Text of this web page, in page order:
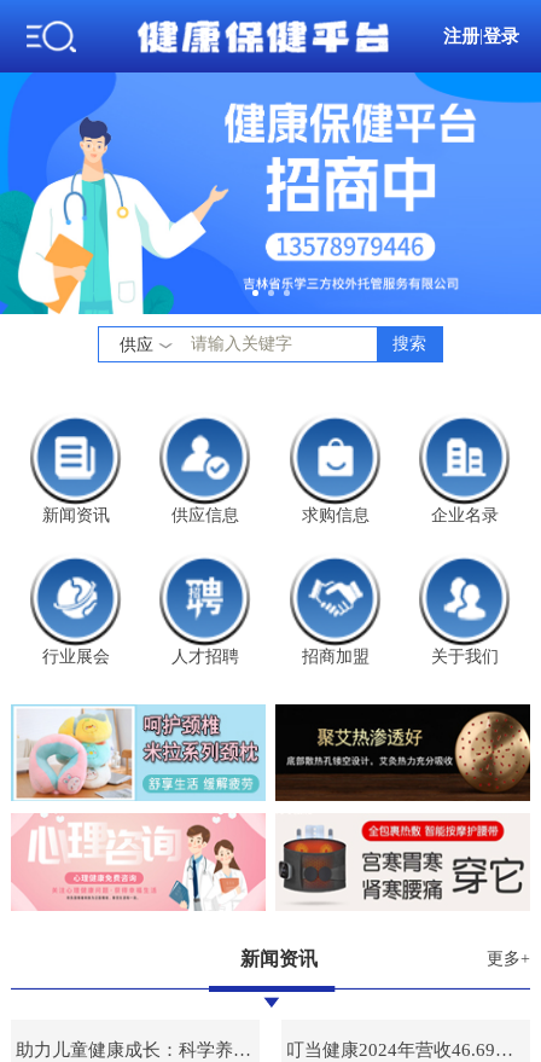
注册 |登录
供应 搜索
新闻资讯 供应信息 求购信息 企业名录
行业展会 人才招聘 招商加盟 关于我们
新闻资讯 更多+
助力儿童健康成长：科学养育指南
叮当健康2024年营收46.69亿，毛利额创新高达15.38亿